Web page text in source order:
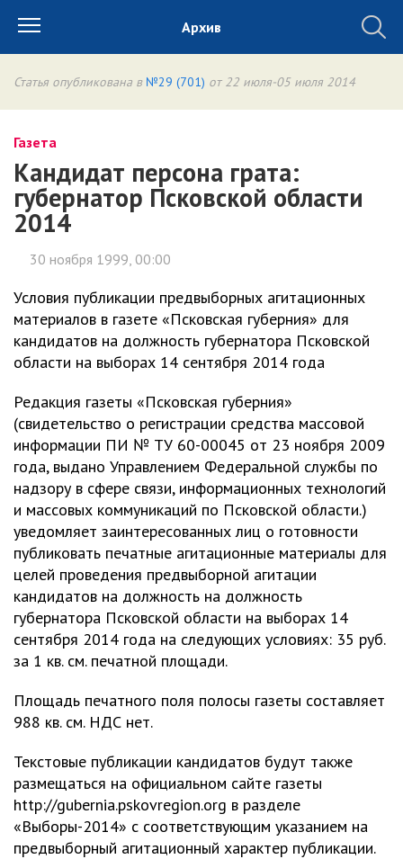
Архив
Статья опубликована в №29 (701) от 22 июля-05 июля 2014
Газета
Кандидат персона грата:
губернатор Псковской области
2014
30 ноября 1999, 00:00
Условия публикации предвыборных агитационных
материалов в газете «Псковская губерния» для
кандидатов на должность губернатора Псковской
области на выборах 14 сентября 2014 года
Редакция газеты «Псковская губерния»
(свидетельство о регистрации средства массовой
информации ПИ № ТУ 60-00045 от 23 ноября 2009
года, выдано Управлением Федеральной службы по
надзору в сфере связи, информационных технологий
и массовых коммуникаций по Псковской области.)
уведомляет заинтересованных лиц о готовности
публиковать печатные агитационные материалы для
целей проведения предвыборной агитации
кандидатов на должность на должность
губернатора Псковской области на выборах 14
сентября 2014 года на следующих условиях: 35 руб.
за 1 кв. см. печатной площади.
Площадь печатного поля полосы газеты составляет
988 кв. см. НДС нет.
Текстовые публикации кандидатов будут также
размещаться на официальном сайте газеты
http://gubernia.pskovregion.org в разделе
«Выборы-2014» с соответствующим указанием на
предвыборный агитационный характер публикации.